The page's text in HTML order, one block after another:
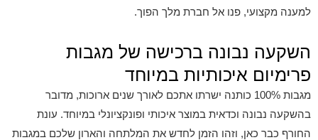
למענה מקצועי, פנו אל חברת מלך הפוך.
השקעה נבונה ברכישה של מגבות
פרימיום איכותיות במיוחד
מגבות 100% כותנה ישרתו אתכם לאורך שנים ארוכות, מדובר
בהשקעה נבונה וכדאית במוצר איכותי ופונקציונלי במיוחד. עונת
החורף כבר כאן, וזהו הזמן לחדש את המלתחה והארון שלכם במגבות